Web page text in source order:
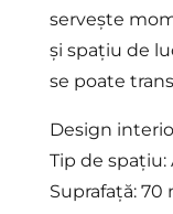
servește
și spațiu de
se poate
Design
Tip de
Suprafață: 70